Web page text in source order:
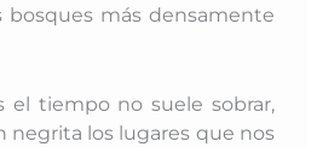
más densamente
el tiempo no suele sobrar,
negrita los lugares que nos